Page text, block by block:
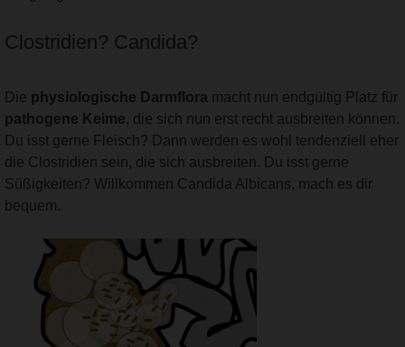
Clostridien? Candida?
Die physiologische Darmflora macht nun endgültig Platz für
pathogene Keime, die sich nun erst recht ausbreiten können.
Du isst gerne Fleisch? Dann werden es wohl tendenziell eher
die Clostridien sein, die sich ausbreiten. Du isst gerne
Süßigkeiten? Willkommen Candida Albicans, mach es dir
bequem.